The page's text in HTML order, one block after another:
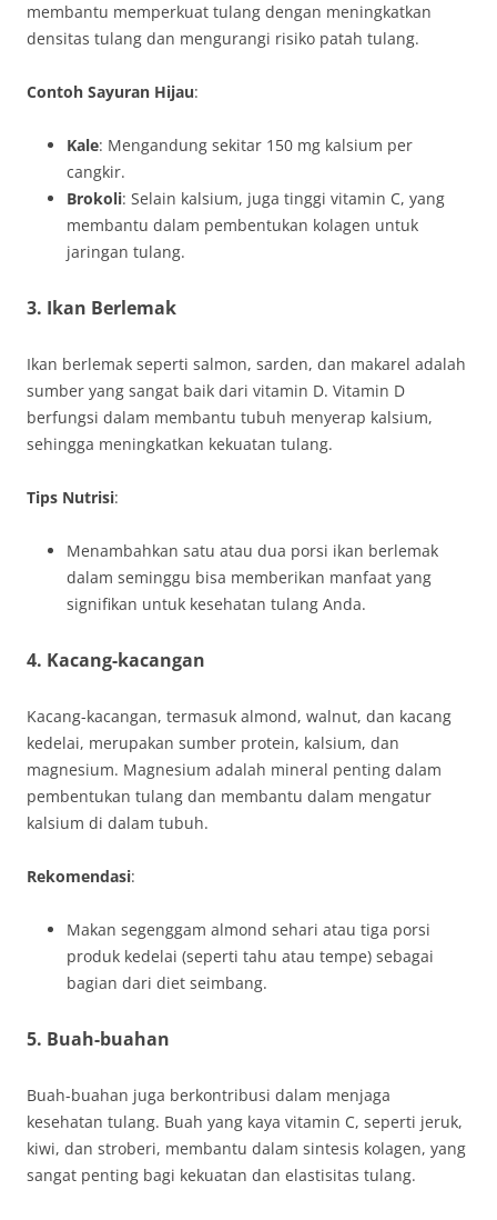
membantu memperkuat tulang dengan meningkatkan
densitas tulang dan mengurangi risiko patah tulang.
Contoh Sayuran Hijau:
Kale: Mengandung sekitar 150 mg kalsium per
cangkir.
Brokoli: Selain kalsium, juga tinggi vitamin C, yang
membantu dalam pembentukan kolagen untuk
jaringan tulang.
3. Ikan Berlemak
Ikan berlemak seperti salmon, sarden, dan makarel adalah
sumber yang sangat baik dari vitamin D. Vitamin D
berfungsi dalam membantu tubuh menyerap kalsium,
sehingga meningkatkan kekuatan tulang.
Tips Nutrisi:
Menambahkan satu atau dua porsi ikan berlemak
dalam seminggu bisa memberikan manfaat yang
signifikan untuk kesehatan tulang Anda.
4. Kacang-kacangan
Kacang-kacangan, termasuk almond, walnut, dan kacang
kedelai, merupakan sumber protein, kalsium, dan
magnesium. Magnesium adalah mineral penting dalam
pembentukan tulang dan membantu dalam mengatur
kalsium di dalam tubuh.
Rekomendasi:
Makan segenggam almond sehari atau tiga porsi
produk kedelai (seperti tahu atau tempe) sebagai
bagian dari diet seimbang.
5. Buah-buahan
Buah-buahan juga berkontribusi dalam menjaga
kesehatan tulang. Buah yang kaya vitamin C, seperti jeruk,
kiwi, dan stroberi, membantu dalam sintesis kolagen, yang
sangat penting bagi kekuatan dan elastisitas tulang.